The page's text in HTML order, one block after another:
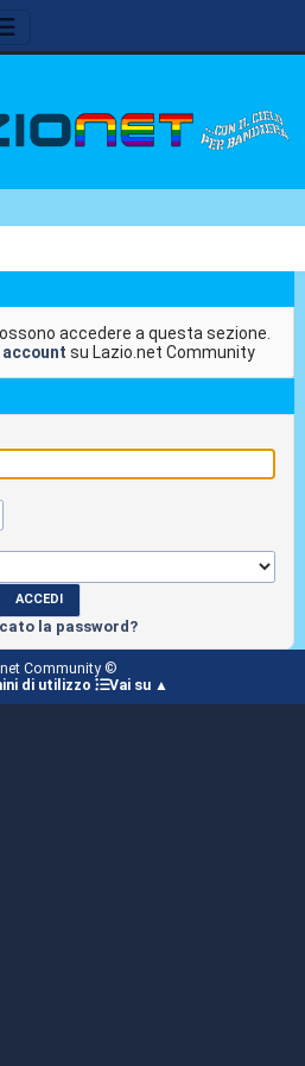
accedere a questa sezione.
account su Lazio.net Community
la password?
Community ©
di utilizzo Vai su ▲